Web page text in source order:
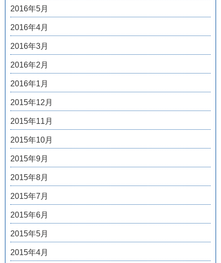
2016年5月
2016年4月
2016年3月
2016年2月
2016年1月
2015年12月
2015年11月
2015年10月
2015年9月
2015年8月
2015年7月
2015年6月
2015年5月
2015年4月